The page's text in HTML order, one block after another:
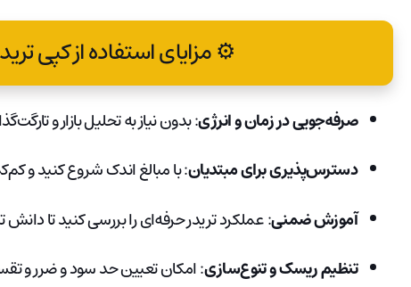
⚙️ مزایای استفاده از کپی
صرفه‌جویی در زمان و انرژی: بدون نیاز به تحلیل بازار و
دسترس‌پذیری برای مبتدیان: با مبالغ اندک شروع کنید و
آموزش ضمنی: عملکرد تریدر حرفه‌ای را بررسی کنید تا دانش
تنظیم ریسک و تنوع‌سازی: امکان تعیین حد سود و ضرر و